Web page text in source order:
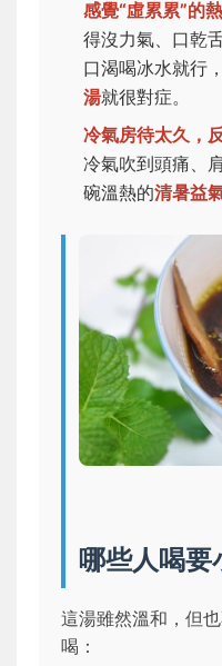
感覺“虛累累”的熱
得沒力氣、口乾
口渴喝冰水就行
湯就很對症。
冷氣房待太久，
冷氣吹到頭痛、
碗溫熱的清暑益
哪些人喝要
這湯雖然溫和，但
喝：